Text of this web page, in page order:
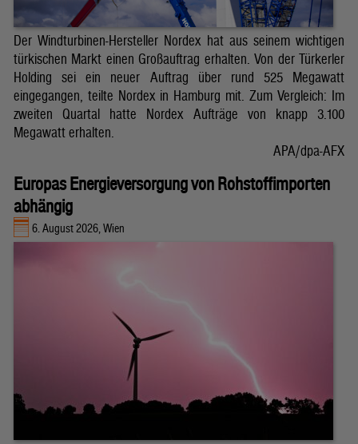
Der Windturbinen-Hersteller Nordex hat aus seinem wichtigen
türkischen Markt einen Großauftrag erhalten. Von der Türkerler
Holding sei ein neuer Auftrag über rund 525 Megawatt
eingegangen, teilte Nordex in Hamburg mit. Zum Vergleich: Im
zweiten Quartal hatte Nordex Aufträge von knapp 3.100
Megawatt erhalten.
APA/dpa-AFX
Europas Energieversorgung von Rohstoffimporten
abhängig
6. August 2026, Wien